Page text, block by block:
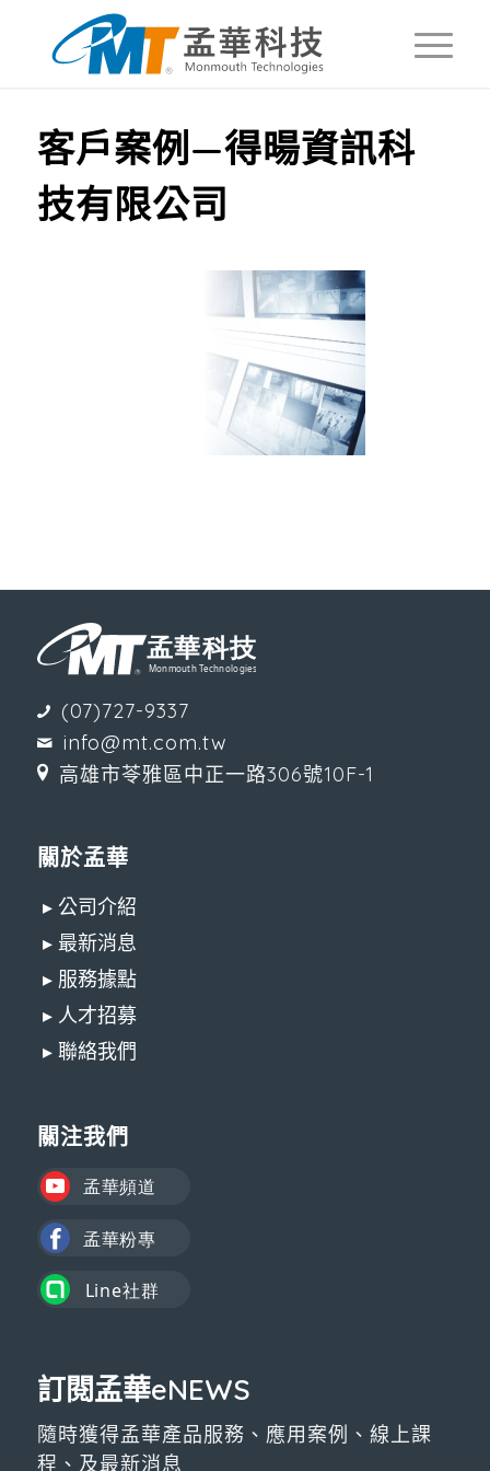
客戶案例—得暘資訊科
技有限公司
(07)727-9337
info@mt.com.tw
高雄市苓雅區中正一路306號10F-1
關於孟華
▸ 公司介紹
▸ 最新消息
▸ 服務據點
▸ 人才招募
▸ 聯絡我們
關注我們
訂閱孟華eNEWS
隨時獲得孟華產品服務、應用案例、線上課
程、及最新消息